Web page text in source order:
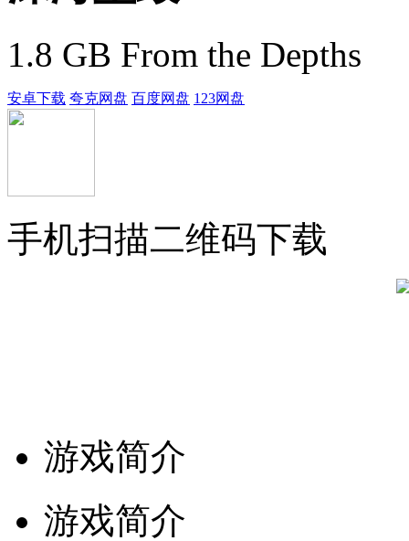
1.8 GB From the Depths
安卓下载 夸克网盘 百度网盘 123网盘
手机扫描二维码下载
游戏简介
游戏简介